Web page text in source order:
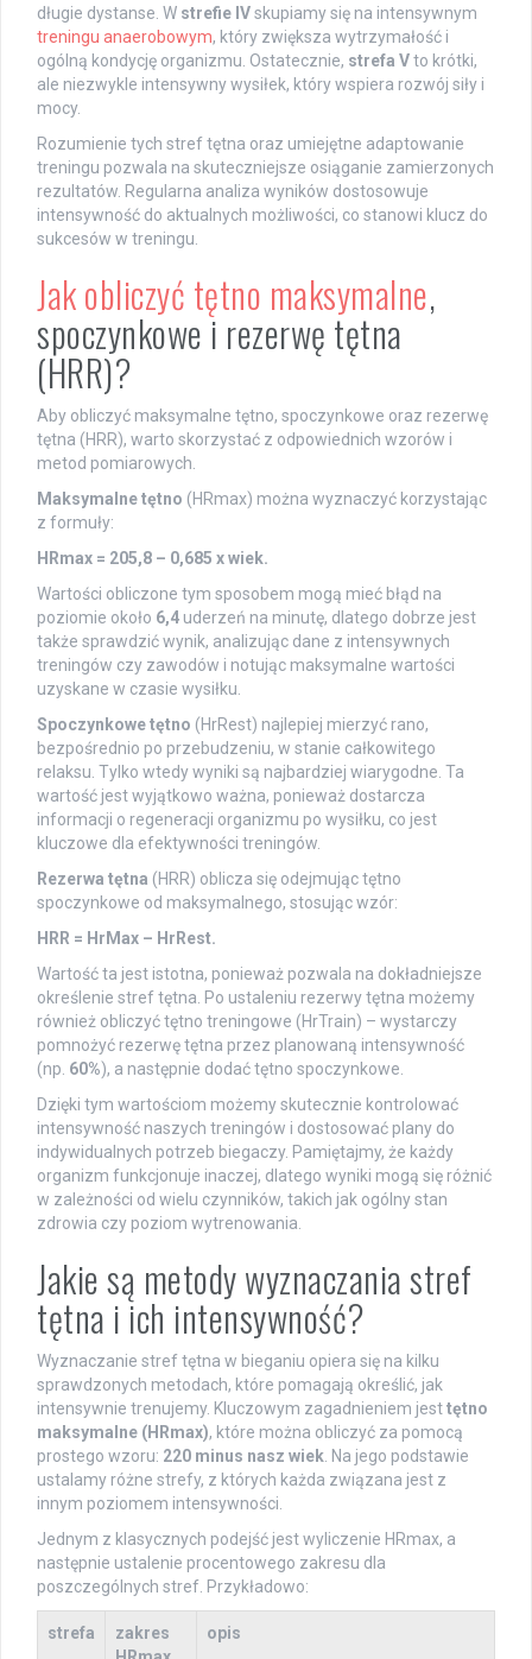
długie dystanse. W strefie IVskupiamy się na intensywnym
treningu anaerobowym, który zwiększa wytrzymałość i
ogólną kondycję organizmu. Ostatecznie, strefa Vto krótki,
ale niezwykle intensywny wysiłek, który wspiera rozwój siły i
mocy.
Rozumienie tych stref tętna oraz umiejętne adaptowanie
treningu pozwala na skuteczniejsze osiąganie zamierzonych
rezultatów. Regularna analiza wyników dostosowuje
intensywność do aktualnych możliwości, co stanowi klucz do
sukcesów w treningu.
Jak obliczyć tętno maksymalne,
spoczynkowe i rezerwę tętna
(HRR)?
Aby obliczyć maksymalne tętno, spoczynkowe oraz rezerwę
tętna (HRR), warto skorzystać z odpowiednich wzorów i
metod pomiarowych.
Maksymalne tętno (HRmax) można wyznaczyć korzystając
z formuły:
HRmax = 205,8 – 0,685 x wiek.
Wartości obliczone tym sposobem mogą mieć błąd na
poziomie około 6,4 uderzeń na minutę, dlatego dobrze jest
także sprawdzić wynik, analizując dane z intensywnych
treningów czy zawodów i notując maksymalne wartości
uzyskane w czasie wysiłku.
Spoczynkowe tętno (HrRest) najlepiej mierzyć rano,
bezpośrednio po przebudzeniu, w stanie całkowitego
relaksu. Tylko wtedy wyniki są najbardziej wiarygodne. Ta
wartość jest wyjątkowo ważna, ponieważ dostarcza
informacji o regeneracji organizmu po wysiłku, co jest
kluczowe dla efektywności treningów.
Rezerwa tętna (HRR) oblicza się odejmując tętno
spoczynkowe od maksymalnego, stosując wzór:
HRR = HrMax – HrRest.
Wartość ta jest istotna, ponieważ pozwala na dokładniejsze
określenie stref tętna. Po ustaleniu rezerwy tętna możemy
również obliczyć tętno treningowe (HrTrain) – wystarczy
pomnożyć rezerwę tętna przez planowaną intensywność
(np. 60%), a następnie dodać tętno spoczynkowe.
Dzięki tym wartościom możemy skutecznie kontrolować
intensywność naszych treningów i dostosować plany do
indywidualnych potrzeb biegaczy. Pamiętajmy, że każdy
organizm funkcjonuje inaczej, dlatego wyniki mogą się różnić
w zależności od wielu czynników, takich jak ogólny stan
zdrowia czy poziom wytrenowania.
Jakie są metody wyznaczania stref
tętna i ich intensywność?
Wyznaczanie stref tętna w bieganiu opiera się na kilku
sprawdzonych metodach, które pomagają określić, jak
intensywnie trenujemy. Kluczowym zagadnieniem jesttętno
maksymalne (HRmax), które można obliczyć za pomocą
prostego wzoru: 220 minus nasz wiek . Na jego podstawie
ustalamy różne strefy, z których każda związana jest z
innym poziomem intensywności.
Jednym z klasycznych podejść jest wyliczenie HRmax, a
następnie ustalenie procentowego zakresu dla
poszczególnych stref. Przykładowo:
strefa
zakres
opis